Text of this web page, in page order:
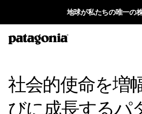
地球が私たちの唯一の
社会的使命を増